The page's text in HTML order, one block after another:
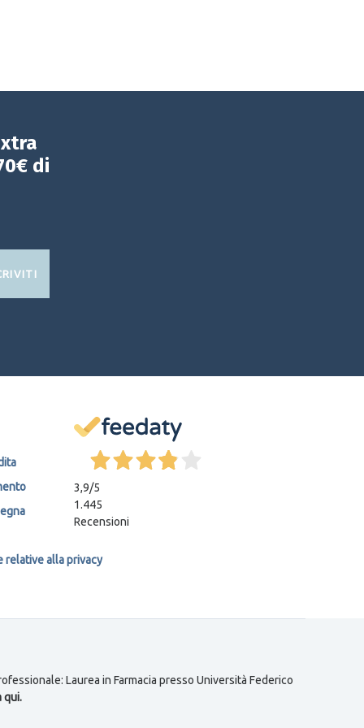
di
relative alla privacy
3,9/5
1.445
Recensioni
Laurea in Farmacia presso Università Federico
qui.